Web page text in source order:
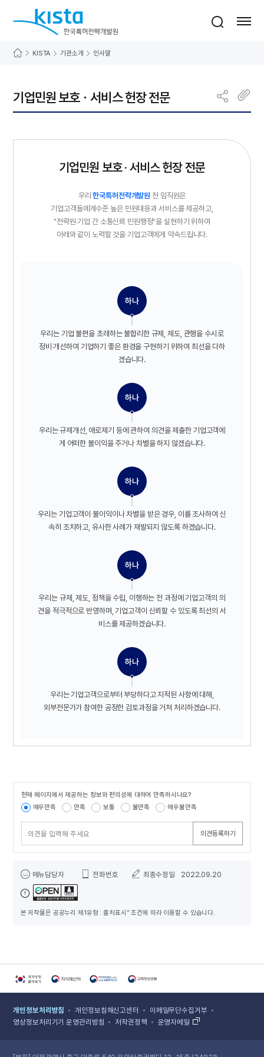
한국특허전략개발원
통합검색
사이트맵 열기
KISTA 기관소개 인사말
기업민원 보호ㆍ서비스 헌장 전문
기업민원 보호 · 서비스 헌장 전문
우리한국특허전략개발원 전 임직원은
기업고객들에게수준 높은 민원대응과 서비스를 제공하고,
"전략원‧기업 간 소통신뢰 민원행정"을 실현하기 위하여
아래와 같이 노력할 것을 기업고객에게 약속드립니다.
하나
우리는 기업 불편을 초래하는 불합리한 규제, 제도, 관행을 수시로
정비‧개선하여 기업하기 좋은 환경을 구현하기 위하여 최선을 다하
겠습니다.
하나
우리는 규제개선, 애로제기 등에 관하여 의견을 제출한 기업고객에
게 어떠한불이익을 주거나 차별을 하지 않겠습니다.
하나
우리는 기업고객이 불이익이나 차별을 받은 경우, 이를 조사하여 신
속히 조치하고, 유사한 사례가 재발되지 않도록 하겠습니다.
하나
우리는 규제, 제도, 정책을 수립, 이행하는 전 과정에 기업고객의 의
견을 적극적으로 반영하며,기업고객이 신뢰할 수 있도록 최선의 서
비스를 제공하겠습니다.
하나
우리는 기업고객으로부터 부당하다고 지적된 사항에 대해,
외부전문가가 참여한 공정한 검토과정을 거쳐 처리하겠습니다.
콘텐츠 만족도 조사
현재 페이지에서 제공하는 정보와 편의성에 대하여 만족하시나요?
매우만족
만족 보통 불만족 매우불만족
의견등록하기
메뉴담당자 전화번호 최종수정일 2022.09.20
본 저작물은 공공누리 제1유형 : 출처표시" 조건에 따라 이용할 수 있습니다.
개인정보처리방침 개인정보침해신고센터
이메일무단수집거부
영상정보처리기기 운영관리방침
저작권정책 운영자메일